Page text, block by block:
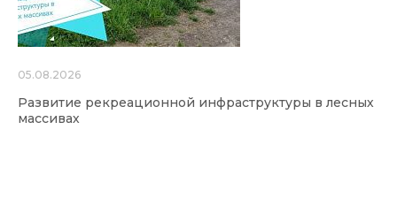
05.08.2026
Развитие рекреационной инфраструктуры в лесных
массивах